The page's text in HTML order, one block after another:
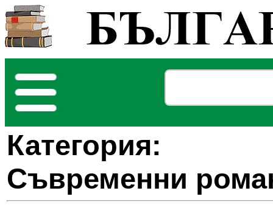
Категория:
Съвременни